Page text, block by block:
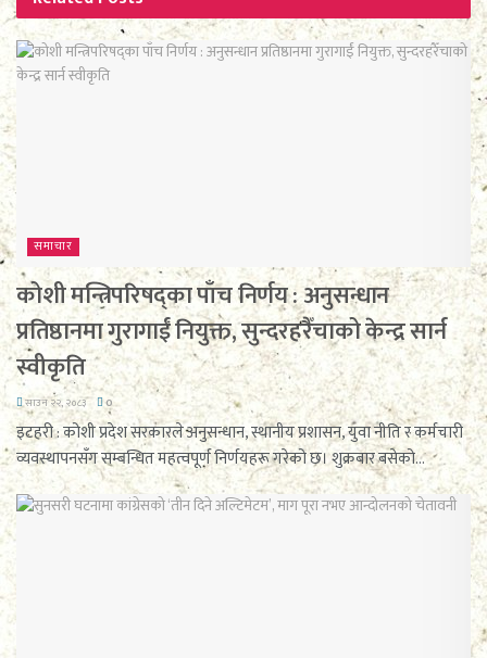
समाचार
कोशी मन्त्रिपरिषद्का पाँच निर्णय : अनुसन्धान
प्रतिष्ठानमा गुरागाईं नियुक्त, सुन्दरहरैँचाको केन्द्र सार्न
स्वीकृति
साउन २२, २०८३ 0
इटहरी : कोशी प्रदेश सरकारले अनुसन्धान, स्थानीय प्रशासन, युवा नीति र कर्मचारी
व्यवस्थापनसँग सम्बन्धित महत्वपूर्ण निर्णयहरू गरेको छ। शुक्रबार बसेको...